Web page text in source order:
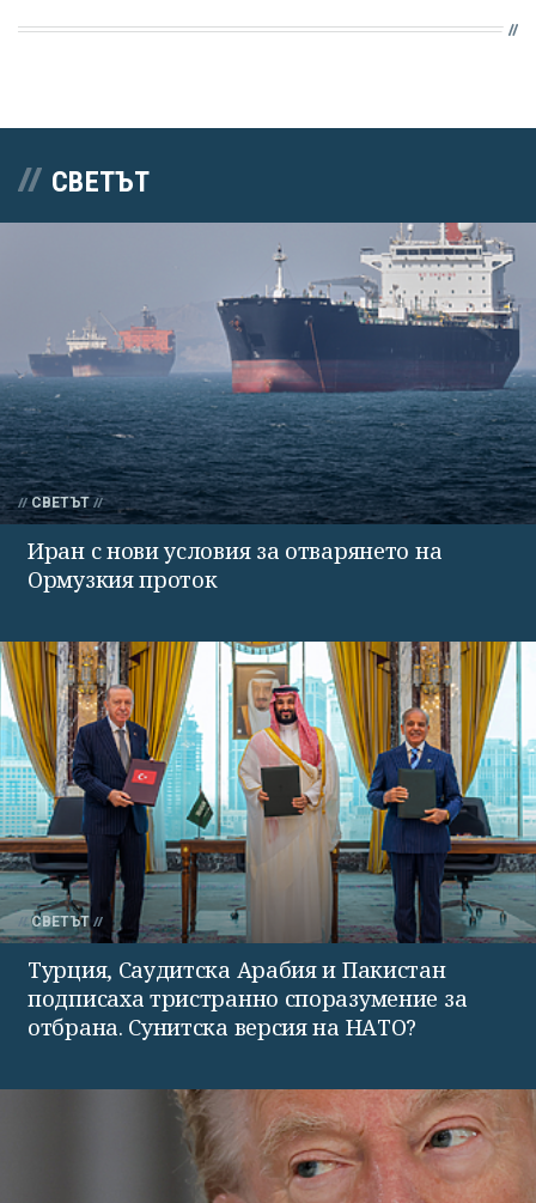
СВЕТЪТ
СВЕТЪТ
Иран с нови условия за отварянето на
Ормузкия проток
СВЕТЪТ
Турция, Саудитска Арабия и Пакистан
подписаха тристранно споразумение за
отбрана. Сунитска версия на НАТО?